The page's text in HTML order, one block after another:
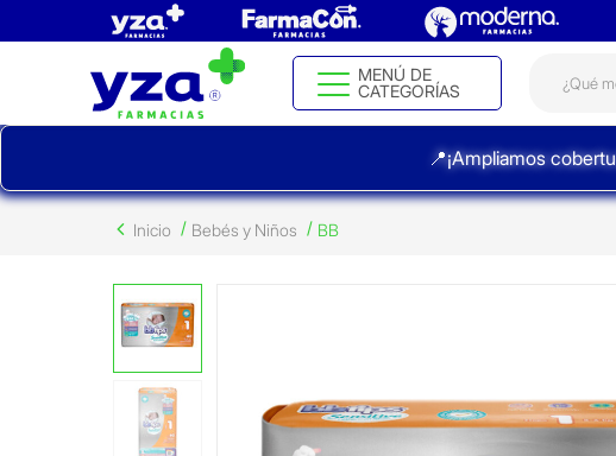
MENÚ DE
CATEGORÍAS
📍¡Ampliamos
Inicio Bebés y Niños BB